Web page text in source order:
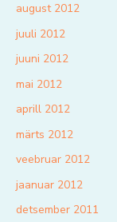
august 2012
juuli 2012
juuni 2012
mai 2012
aprill 2012
märts 2012
veebruar 2012
jaanuar 2012
detsember 2011